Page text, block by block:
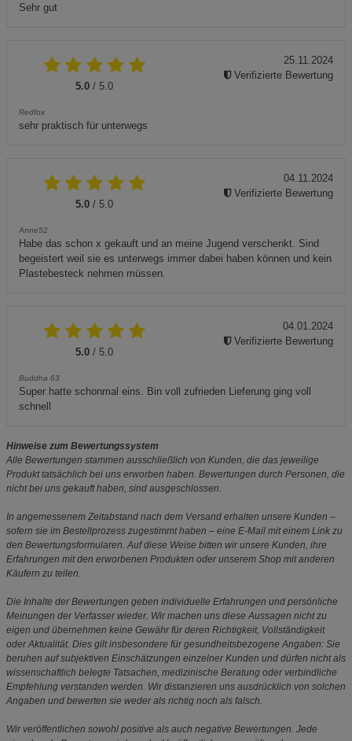
Sehr gut
5.0 / 5.0
Redfox
sehr praktisch für unterwegs
25.11.2024
Verifizierte Bewertung
5.0 / 5.0
Anne52
Habe das schon x gekauft und an meine Jugend verschenkt. Sind
begeistert weil sie es unterwegs immer dabei haben können und kein
Plastebesteck nehmen müssen.
04.11.2024
Verifizierte Bewertung
5.0 / 5.0
Buddha 63
Super hatte schonmal eins. Bin voll zufrieden Lieferung ging voll
schnell
04.01.2024
Verifizierte Bewertung
Hinweise zum Bewertungssystem
Alle Bewertungen stammen ausschließlich von Kunden, die das jeweilige
Produkt tatsächlich bei uns erworben haben. Bewertungen durch Personen, die
nicht bei uns gekauft haben, sind ausgeschlossen.
In angemessenem Zeitabstand nach dem Versand erhalten unsere Kunden –
sofern sie im Bestellprozess zugestimmt haben – eine E-Mail mit einem Link zu
den Bewertungsformularen. Auf diese Weise bitten wir unsere Kunden, ihre
Erfahrungen mit den erworbenen Produkten oder unserem Shop mit anderen
Käufern zu teilen.
Die Inhalte der Bewertungen geben individuelle Erfahrungen und persönliche
Meinungen der Verfasser wieder. Wir machen uns diese Aussagen nicht zu
eigen und übernehmen keine Gewähr für deren Richtigkeit, Vollständigkeit
oder Aktualität. Dies gilt insbesondere für gesundheitsbezogene Angaben: Sie
beruhen auf subjektiven Einschätzungen einzelner Kunden und dürfen nicht als
wissenschaftlich belegte Tatsachen, medizinische Beratung oder verbindliche
Empfehlung verstanden werden. Wir distanzieren uns ausdrücklich von solchen
Angaben und bewerten sie weder als richtig noch als falsch.
Wir veröffentlichen sowohl positive als auch negative Bewertungen. Jede